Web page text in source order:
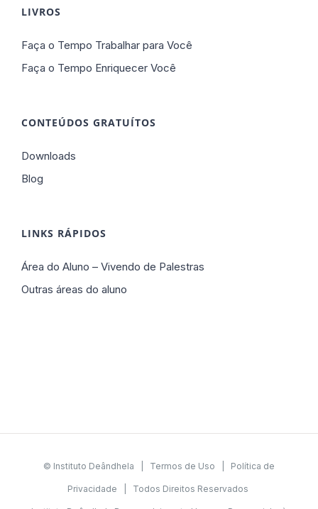
LIVROS
Faça o Tempo Trabalhar para Você
Faça o Tempo Enriquecer Você
CONTEÚDOS GRATUÍTOS
Downloads
Blog
LINKS RÁPIDOS
Área do Aluno – Vivendo de Palestras
Outras áreas do aluno
© Instituto Deândhela | Termos de Uso Política de
Privacidade | Todos Direitos Reservados